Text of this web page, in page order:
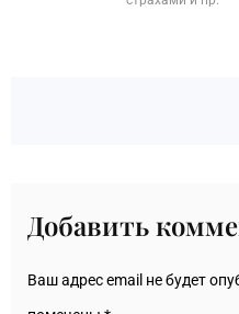
Добавить
Ваш адрес email не будет